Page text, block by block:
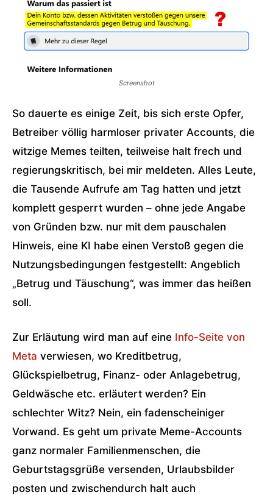
Screenshot
So dauerte es einige Zeit, bis sich erste Opfer,
Betreiber völlig harmloser privater Accounts, die
witzige Memes teilten, teilweise halt frech und
regierungskritisch, bei mir meldeten. Alles Leute,
die Tausende Aufrufe am Tag hatten und jetzt
komplett gesperrt wurden – ohne jede Angabe
von Gründen bzw. nur mit dem pauschalen
Hinweis, eine KI habe einen Verstoß gegen die
Nutzungsbedingungen festgestellt: Angeblich
„Betrug und Täuschung“, was immer das heißen
soll.
Zur Erläutung wird man auf eine Info-Seite von
Meta verwiesen, wo Kreditbetrug,
Glückspielbetrug, Finanz- oder Anlagebetrug,
Geldwäsche etc. erläutert werden? Ein
schlechter Witz? Nein, ein fadenscheiniger
Vorwand. Es geht um private Meme-Accounts
ganz normaler Familienmenschen, die
Geburtstagsgrüße versenden, Urlaubsbilder
posten und zwischendurch halt auch